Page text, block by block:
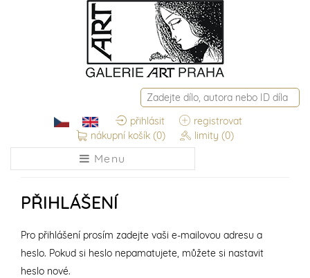
přihlásit
registrovat
nákupní košík (0) limity (0)
Menu
PŘIHLÁŠENÍ
Pro přihlášení prosím zadejte vaši e-mailovou adresu a
heslo. Pokud si heslo nepamatujete, můžete si nastavit
heslo nové.